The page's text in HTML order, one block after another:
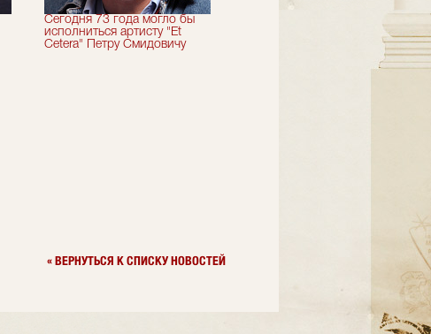
Сегодня 73 года могло бы
исполниться артисту "Et
Cetera" Петру Смидовичу
отмечает актер "Et Cetera" -
« ВЕРНУТЬСЯ К СПИСКУ НОВОСТЕЙ